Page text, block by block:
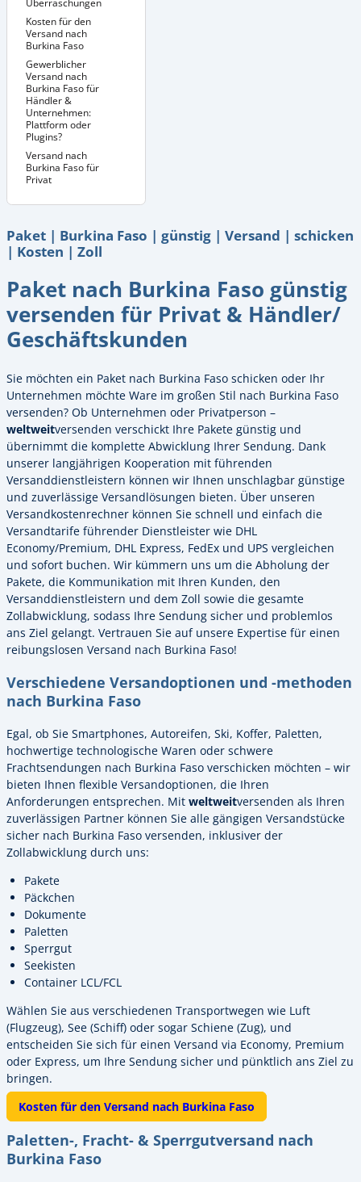
Überraschungen
Kosten für den
Versand nach
Burkina Faso
Gewerblicher
Versand nach
Burkina Faso für
Händler &
Unternehmen:
Plattform oder
Plugins?
Versand nach
Burkina Faso für
Privat
Paket | Burkina Faso | günstig | Versand | schicken
| Kosten | Zoll
Paket nach Burkina Faso günstig
versenden für Privat & Händler/
Geschäftskunden
Sie möchten ein Paket nach Burkina Faso schicken oder Ihr
Unternehmen möchte Ware im großen Stil nach Burkina Faso
versenden? Ob Unternehmen oder Privatperson –
weltweitversenden verschickt Ihre Pakete günstig und
übernimmt die komplette Abwicklung Ihrer Sendung. Dank
unserer langjährigen Kooperation mit führenden
Versanddienstleistern können wir Ihnen unschlagbar günstige
und zuverlässige Versandlösungen bieten. Über unseren
Versandkostenrechner können Sie schnell und einfach die
Versandtarife führender Dienstleister wie DHL
Economy/Premium, DHL Express, FedEx und UPS vergleichen
und sofort buchen. Wir kümmern uns um die Abholung der
Pakete, die Kommunikation mit Ihren Kunden, den
Versanddienstleistern und dem Zoll sowie die gesamte
Zollabwicklung, sodass Ihre Sendung sicher und problemlos
ans Ziel gelangt. Vertrauen Sie auf unsere Expertise für einen
reibungslosen Versand nach Burkina Faso!
Verschiedene Versandoptionen und -methoden
nach Burkina Faso
Egal, ob Sie Smartphones, Autoreifen, Ski, Koffer, Paletten,
hochwertige technologische Waren oder schwere
Frachtsendungen nach Burkina Faso verschicken möchten – wir
bieten Ihnen flexible Versandoptionen, die Ihren
Anforderungen entsprechen. Mit weltweitversenden als Ihren
zuverlässigen Partner können Sie alle gängigen Versandstücke
sicher nach Burkina Faso versenden, inklusiver der
Zollabwicklung durch uns:
Pakete
Päckchen
Dokumente
Paletten
Sperrgut
Seekisten
Container LCL/FCL
Wählen Sie aus verschiedenen Transportwegen wie Luft
(Flugzeug), See (Schiff) oder sogar Schiene (Zug), und
entscheiden Sie sich für einen Versand via Economy, Premium
oder Express, um Ihre Sendung sicher und pünktlich ans Ziel zu
bringen.
Kosten für den Versand nach Burkina Faso
Paletten-, Fracht- & Sperrgutversand nach
Burkina Faso